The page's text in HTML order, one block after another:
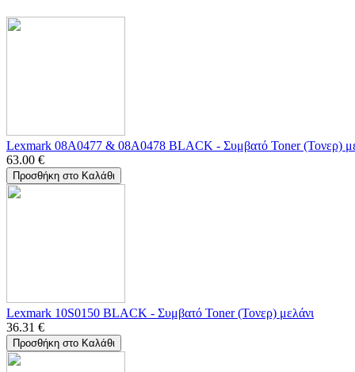
Lexmark 08A0477 & 08A0478 BLACK - Συμβατό Toner (Τονερ)
63.00 €
Προσθήκη στο Καλάθι
Lexmark 10S0150 BLACK - Συμβατό Toner (Τονερ) μελάνι
36.31 €
Προσθήκη στο Καλάθι